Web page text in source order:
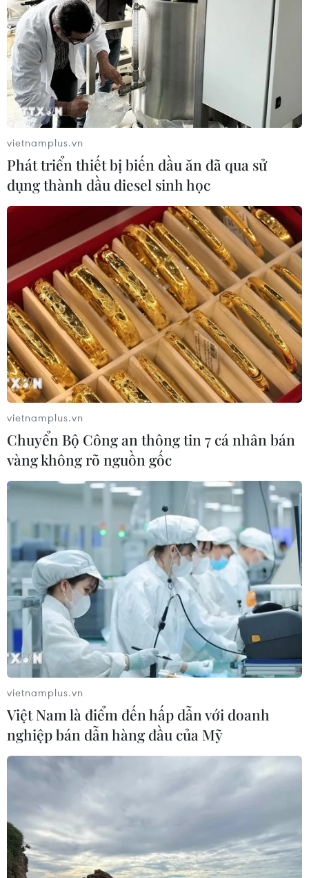
vietnamplus.vn
Phát triển thiết bị biến dầu ăn đã qua sử
dụng thành dầu diesel sinh học
vietnamplus.vn
Chuyển Bộ Công an thông tin 7 cá nhân bán
vàng không rõ nguồn gốc
vietnamplus.vn
Việt Nam là điểm đến hấp dẫn với doanh
nghiệp bán dẫn hàng đầu của Mỹ